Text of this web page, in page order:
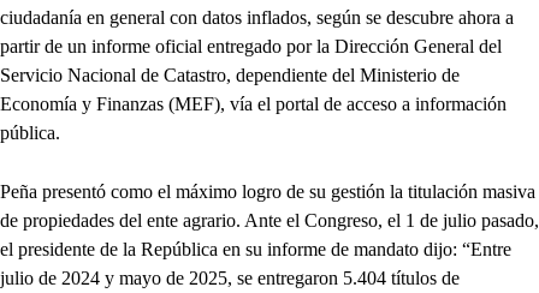
ciudadanía en general con datos inflados, según se descubre ahora a
partir de un informe oficial entregado por la Dirección General del
Servicio Nacional de Catastro, dependiente del Ministerio de
Economía y Finanzas (MEF), vía el portal de acceso a información
pública.
Peña presentó como el máximo logro de su gestión la titulación masiva
de propiedades del ente agrario. Ante el Congreso, el 1 de julio pasado,
el presidente de la República en su informe de mandato dijo: “Entre
julio de 2024 y mayo de 2025, se entregaron 5.404 títulos de